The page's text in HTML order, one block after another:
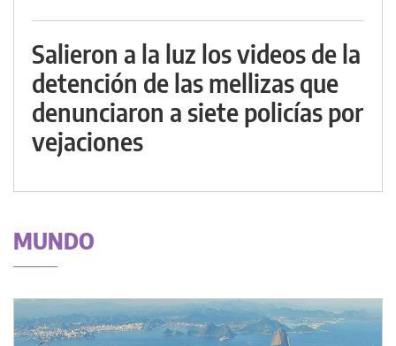
Salieron a la luz los videos de la
detención de las mellizas que
denunciaron a siete policías por
vejaciones
MUNDO